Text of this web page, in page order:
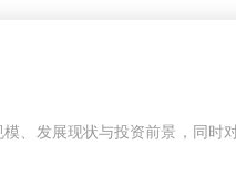
、发展现状与投资前景，同时